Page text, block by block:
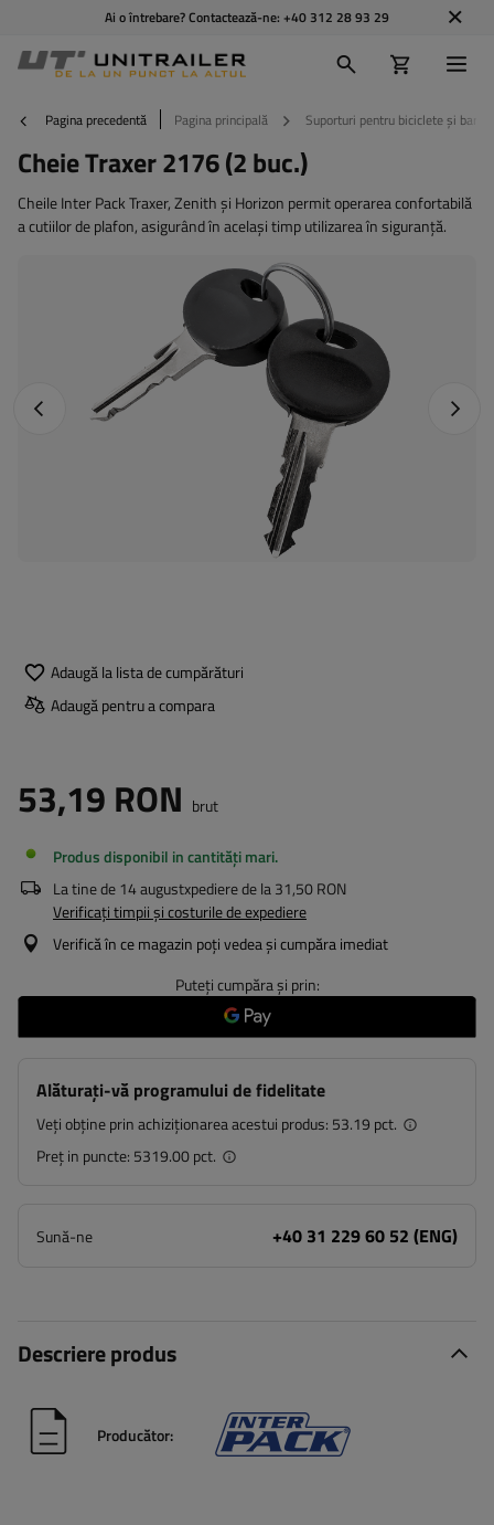
Ai o întrebare? Contactează-ne: +40 312 28 93 29
Pagina precedentă Pagina principală Suporturi pentru biciclete și bare
Cheie Traxer 2176 (2 buc.)
Cheile Inter Pack Traxer, Zenith și Horizon permit operarea confortabilă
a cutiilor de plafon, asigurând în același timp utilizarea în siguranță.
Fotografia anterioară
Adaugă la lista de cumpărături
Adaugă pentru a compara
53,19 RON brut
Produs disponibil in cantități mari
La tine de14 augustxpediere de la31,50 RON
Verificați timpii și costurile de expediere
Verifică în ce magazin poți vedea și cumpăra imediat
Puteți cumpăra și prin:
Alăturați-vă programului de fidelitate
Veți obține prin achiziționarea acestui produs: 53.19 pct.
Preț in puncte: 5319.00 pct.
Sună-ne +40 31 229 60 52 (ENG)
Descriere produs
Producător: